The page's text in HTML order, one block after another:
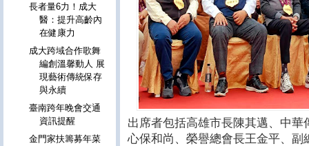
出席者包括高雄市長陳其邁、中
心保和尚、榮譽總會長王金平、
長者量6力！成大
醫：提升高齡內
在健康力
成大跨域合作歌舞
編創溫馨動人 展
現藝術傳統保存
與永續
臺南跨年晚會交通
資訊提醒
金門家扶籌募年菜